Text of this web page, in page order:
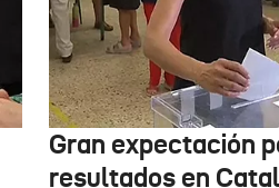
Gran expectación
resultados en